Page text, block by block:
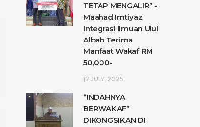
TETAP MENGALIR” -
Maahad Imtiyaz
Integrasi Ilmuan Ulul
Albab Terima
Manfaat Wakaf RM
50,000-
17 JULY, 2025
“INDAHNYA
BERWAKAF”
DIKONGSIKAN DI